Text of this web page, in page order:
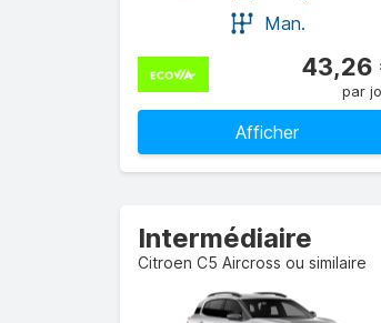
Man.
43,26
par
Afficher
Intermédiaire
Citroen C5 Aircross ou similaire